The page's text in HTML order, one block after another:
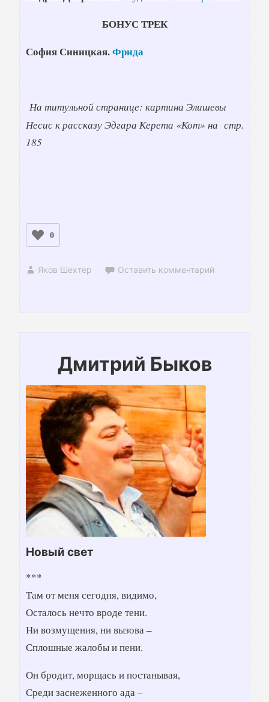
БОНУС ТРЕК
София Синицкая.Фрида
На титульной странице: картина Элишевы
Несис к рассказу Эдгара Керета «Кот» на стр.
185
0
Яков Шехтер Оставить комментарий
Дмитрий Быков
Новый свет
***
Там от меня сегодня, видимо,
Осталось нечто вроде тени.
Ни возмущения, ни вызова –
Сплошные жалобы и пени.
Он бродит, морщась и постанывая,
Среди заснеженного ада –